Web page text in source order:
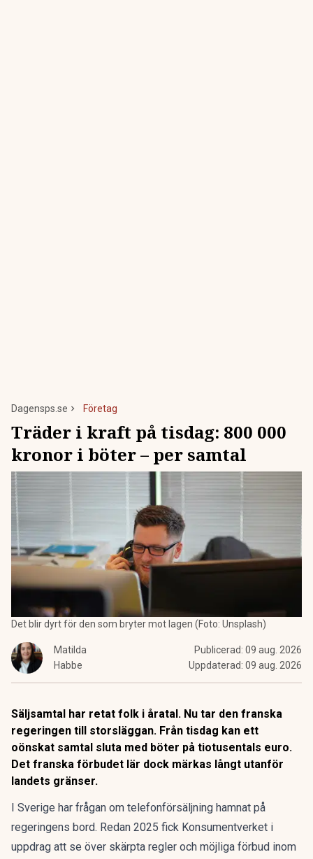
Dagensps.se Företag
Träder i kraft på tisdag: 800 000
kronor i böter – per samtal
Det blir dyrt för den som bryter mot lagen (Foto: Unsplash)
Matilda
Habbe
Publicerad: 09 aug. 2026
Uppdaterad: 09 aug. 2026
Säljsamtal har retat folk i åratal. Nu tar den franska
regeringen till storsläggan. Från tisdag kan ett
oönskat samtal sluta med böter på tiotusentals euro.
Det franska förbudet lär dock märkas långt utanför
landets gränser.
I Sverige har frågan om telefonförsäljning hamnat på
regeringens bord. Redan 2025 fick Konsumentverket i
uppdrag att se över skärpta regler och möjliga förbud inom